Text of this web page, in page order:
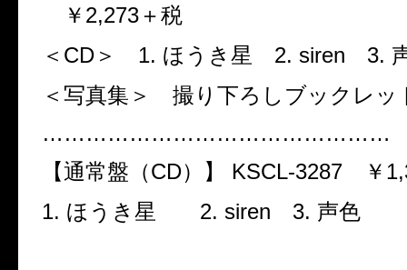
￥ 2,273＋税
＜ CD ＞ 1. ほうき星 2. siren 3.
＜写真集＞ 撮り下ろしブックレッ
…………………………………………
【通常盤（CD）】 KSCL-3287 ￥
1. ほうき星 2. siren 3. 声色